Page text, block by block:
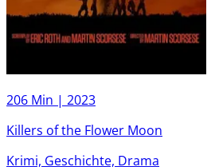
206 Min | 2023
Killers of the Flower Moon
Krimi, Geschichte, Drama